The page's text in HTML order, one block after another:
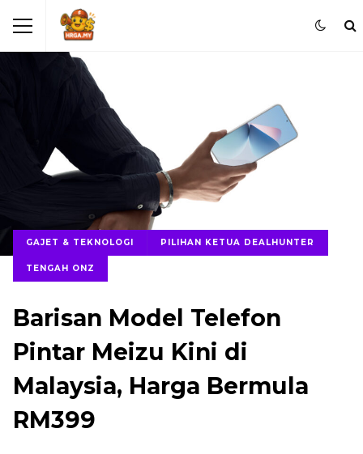
GAJET & TEKNOLOGI PILIHAN KETUA DEALHUNTER
TENGAH ONZ
Barisan Model Telefon
Pintar Meizu Kini di
Malaysia, Harga Bermula
RM399